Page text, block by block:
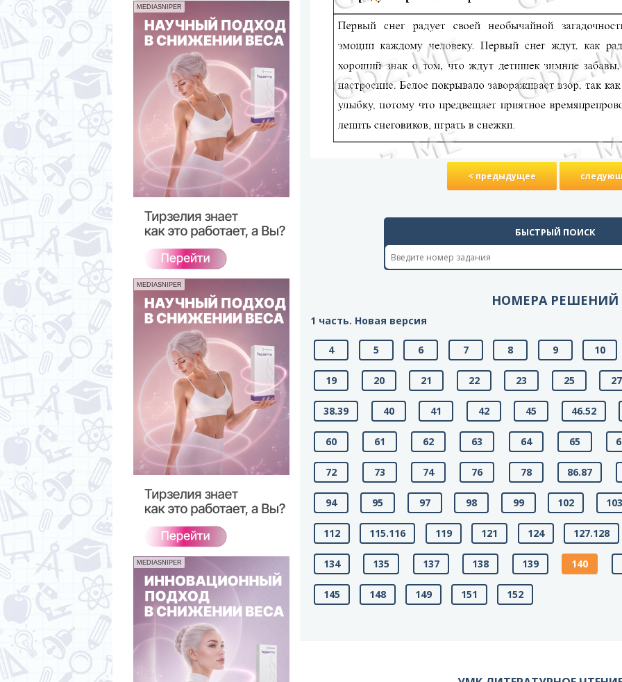
MEDIASNIPER
MEDIASNIPER
MEDIASNIPER
< предыдущее
БЫСТРЫЙ ПОИСК
НОМЕРА РЕШЕНИЙ
1 часть. Новая версия
4 5 6 7 8 9 10
19 20 21 22 23 25 27
38.39 40 41 42 45 46.52
60 61 62 63 64 65
72 73 74 76 78 86.87
94 95 97 98 99 102
112 115.116 119 121 124 127.128
134 135 137 138 139 140
145 148 149 151 152